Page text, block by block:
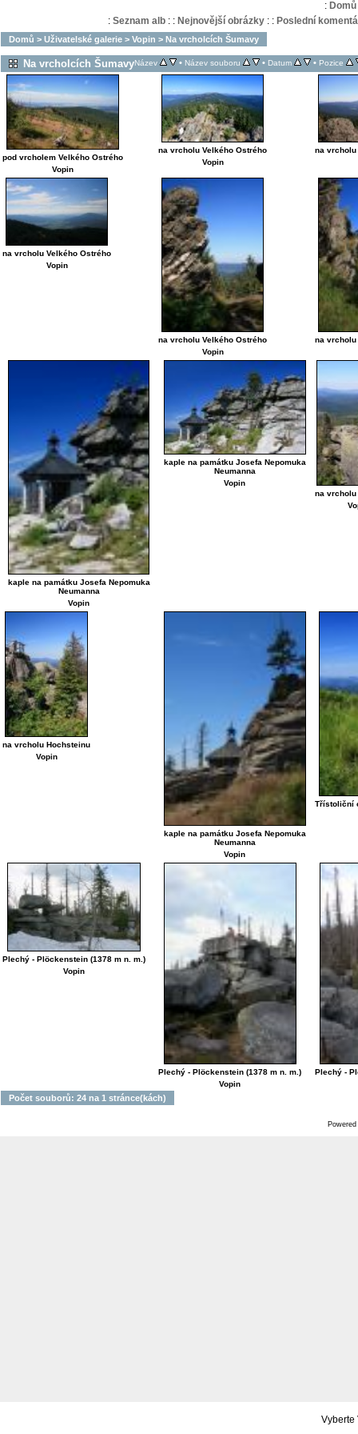
: Domů
: Seznam alb: : Nejnovější obrázky: : Poslední
Domů > Uživatelské galerie > Vopin > Na vrcholcích Šumavy
Na vrcholcích ŠumavyNázev • Název souboru • Datum • Pozice
pod vrcholem Velkého Ostrého
Vopin
na vrcholu Velkého Ostrého
Vopin
na vrcholu
na vrcholu Velkého Ostrého
Vopin
na vrcholu Velkého Ostrého
Vopin
na vrcholu
kaple na památku Josefa Nepomuka
Neumanna
Vopin
kaple na památku Josefa Nepomuka
Neumanna
Vopin
na vrcholu
na vrcholu Hochsteinu
Vopin
kaple na památku Josefa Nepomuka
Neumanna
Vopin
Třístoliční
Plechý - Plöckenstein (1378 m n. m.)
Vopin
Plechý - Plöckenstein (1378 m n. m.)
Vopin
Plechý -
Počet souborů: 24 na 1 stránce(kách)
Vyberte